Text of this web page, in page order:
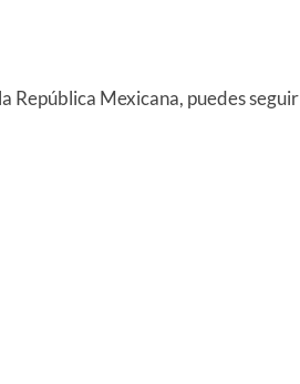
República Mexicana, puedes seguir